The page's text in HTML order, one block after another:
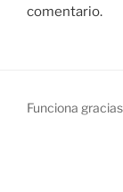
comentario.
Funciona